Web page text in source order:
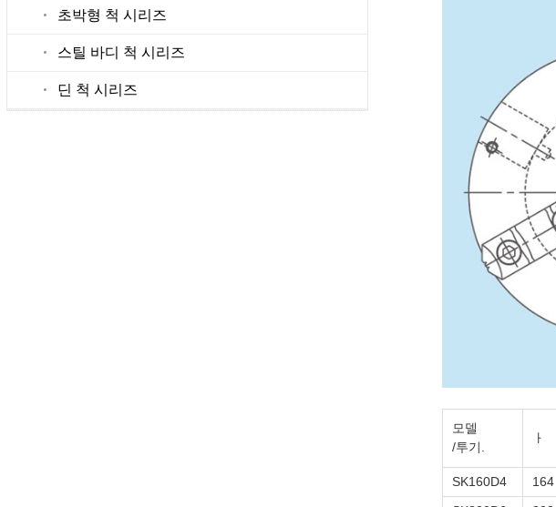
초박형 척 시리즈
스틸 바디 척 시리즈
딘 척 시리즈
모델
/투기.
ㅏ
SK160D4
164